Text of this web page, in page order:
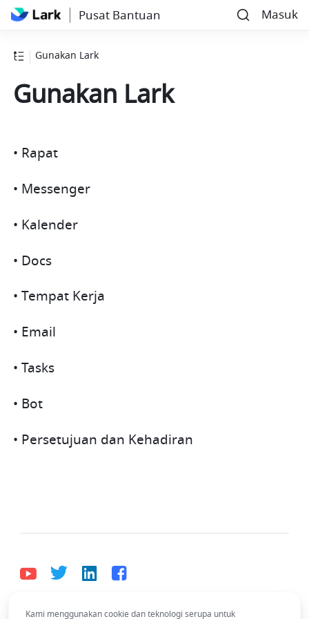
Pusat Bantuan Masuk
Gunakan Lark
Gunakan Lark
• Rapat
• Messenger
• Kalender
• Docs
• Tempat Kerja
• Email
• Tasks
• Bot
• Persetujuan dan Kehadiran
Kami menggunakan cookie dan teknologi serupa untuk